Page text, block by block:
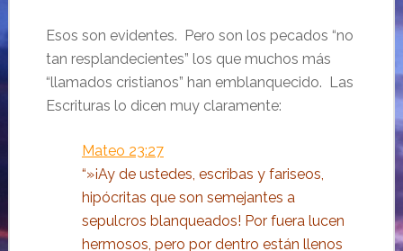
Esos son evidentes. Pero son los pecados “no
tan resplandecientes” los que muchos más
“llamados cristianos” han emblanquecido. Las
Escrituras lo dicen muy claramente:
Mateo 23:27
“»¡Ay de ustedes, escribas y fariseos,
hipócritas que son semejantes a
sepulcros blanqueados! Por fuera lucen
hermosos, pero por dentro están llenos